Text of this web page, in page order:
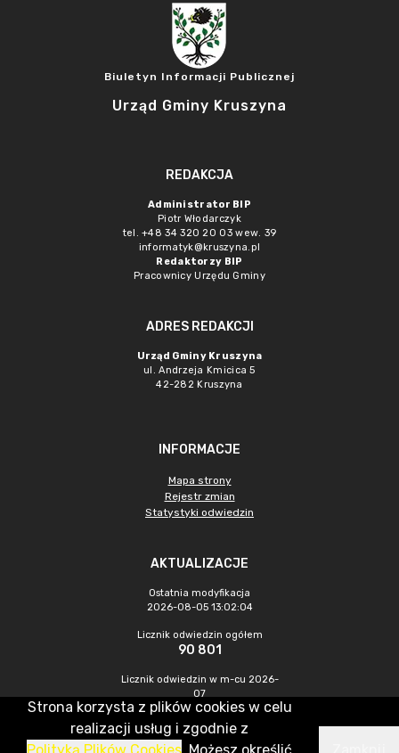
Biuletyn Informacji Publicznej
Urząd Gminy Kruszyna
REDAKCJA
Administrator BIP
Piotr Włodarczyk
tel. +48 34 320 20 03 wew. 39
informatyk@kruszyna.pl
Redaktorzy BIP
Pracownicy Urzędu Gminy
ADRES REDAKCJI
Urząd Gminy Kruszyna
ul. Andrzeja Kmicica 5
42-282 Kruszyna
INFORMACJE
Mapa strony
Rejestr zmian
Statystyki odwiedzin
AKTUALIZACJE
Ostatnia modyfikacja
2026-08-05 13:02:04
Licznik odwiedzin ogółem
90 801
Licznik odwiedzin w m-cu 2026-
07
288
CMS & Hosting: Nefeni Sp. z o.o.
Strona korzysta z plików cookies w celu
realizacji usług i zgodnie z